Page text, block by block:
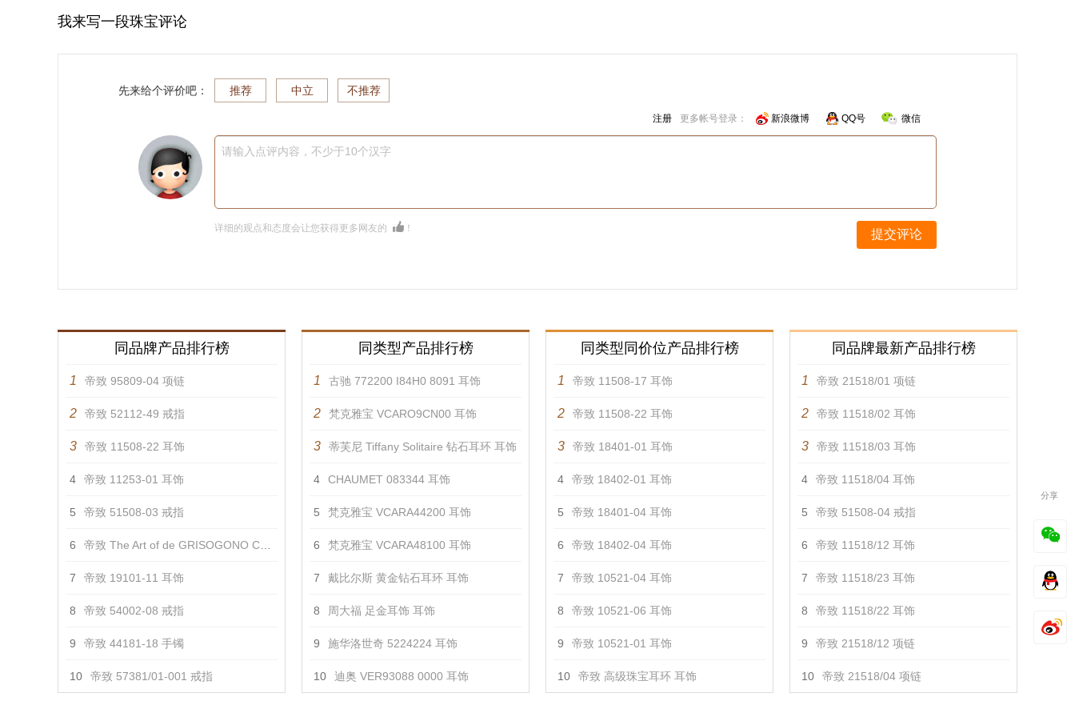
我来写一段珠宝评论
先来给个评价吧： 推荐 中立 不推荐
注册 更多帐号登录： 新浪微博 QQ号 微信
请输入点评内容，不少于10个汉字
详细的观点和态度会让您获得更多网友的 ！ 提交评论
同品牌产品排行榜
1 帝致 95809-04 项链
2 帝致 52112-49 戒指
3 帝致 11508-22 耳饰
4 帝致 11253-01 耳饰
5 帝致 51508-03 戒指
6 帝致 The Art of de GRISOGONO Creation I 项链 项链
7 帝致 19101-11 耳饰
8 帝致 54002-08 戒指
9 帝致 44181-18 手镯
10 帝致 57381/01-001 戒指
同类型产品排行榜
1 古驰 772200 I84H0 8091 耳饰
2 梵克雅宝 VCARO9CN00 耳饰
3 蒂芙尼 Tiffany Solitaire 钻石耳环 耳饰
4 CHAUMET 083344 耳饰
5 梵克雅宝 VCARA44200 耳饰
6 梵克雅宝 VCARA48100 耳饰
7 戴比尔斯 黄金钻石耳环 耳饰
8 周大福 足金耳饰 耳饰
9 施华洛世奇 5224224 耳饰
10 迪奥 VER93088 0000 耳饰
同类型同价位产品排行榜
1 帝致 11508-17 耳饰
2 帝致 11508-22 耳饰
3 帝致 18401-01 耳饰
4 帝致 18402-01 耳饰
5 帝致 18401-04 耳饰
6 帝致 18402-04 耳饰
7 帝致 10521-04 耳饰
8 帝致 10521-06 耳饰
9 帝致 10521-01 耳饰
10 帝致 高级珠宝耳环 耳饰
同品牌最新产品排行榜
1 帝致 21518/01 项链
2 帝致 11518/02 耳饰
3 帝致 11518/03 耳饰
4 帝致 11518/04 耳饰
5 帝致 51508-04 戒指
6 帝致 11518/12 耳饰
7 帝致 11518/23 耳饰
8 帝致 11518/22 耳饰
9 帝致 21518/12 项链
10 帝致 21518/04 项链
分享